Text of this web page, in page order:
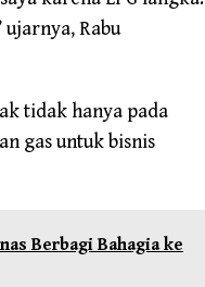
Rabu
tidak hanya pada
gas untuk bisnis
Berbagi Bahagia ke